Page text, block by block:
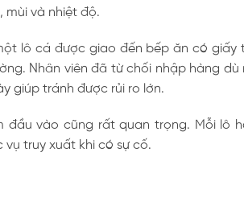
mùi và nhiệt độ.
lô cá được giao đến bếp ăn có giấy
Nhân viên đã từ chối nhập hàng dù
giúp tránh được rủi ro lớn.
đầu vào cũng rất quan trọng. Mỗi lô
truy xuất khi có sự cố.